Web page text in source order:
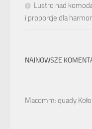
Lustro nad
i proporcje dla
NAJNOWSZE
Macomm: quady